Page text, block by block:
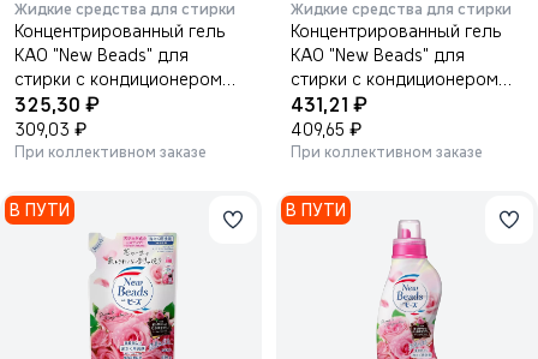
Жидкие средства для стирки
Концентрированный гель
KAO "New Beads" для
стирки с кондиционером
(дезодорирующий, с
ароматом ландыша) 650 г.
325,30 ₽
309,03 ₽
При коллективном заказе
Жидкие средства для стирки
Концентрированный гель
KAO "New Beads" для
стирки с кондиционером
(дезодорирующий, с
ароматом ландыша) 740 г.
431,21 ₽
409,65 ₽
При коллективном заказе
В ПУТИ В ПУТИ